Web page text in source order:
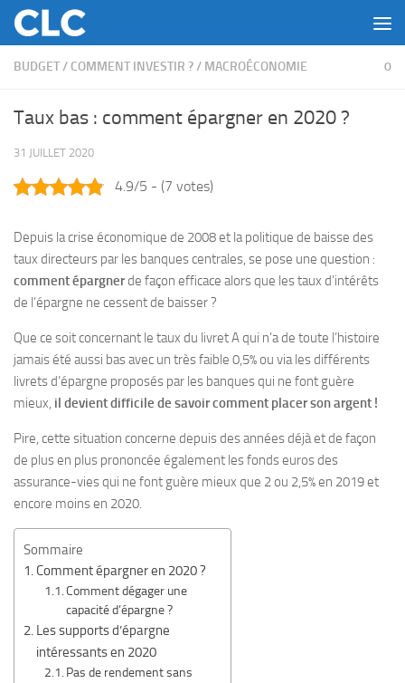
Skip to content
BUDGET/ COMMENT INVESTIR ?/ MACROÉCONOMIE 0
Taux bas : comment épargner en 2020 ?
31 JUILLET 2020
4.9/5 - (7 votes)
Depuis la crise économique de 2008 et la politique de baisse des
taux directeurs par les banques centrales, se pose une question :
comment épargnerde façon efficace alors que les taux d’intérêts
de l’épargne ne cessent de baisser ?
Que ce soit concernant le taux du livret A qui n’a de toute l’histoire
jamais été aussi bas avec un très faible 0,5% ou via les différents
livrets d’épargne proposés par les banques qui ne font guère
mieux, il devient difficile de savoir comment placer son argent !
Pire, cette situation concerne depuis des années déjà et de façon
de plus en plus prononcée également les fonds euros des
assurance-vies qui ne font guère mieux que 2 ou 2,5% en 2019 et
encore moins en 2020.
Sommaire
Comment épargner en 2020 ?
Comment dégager une
capacité d’épargne ?
Les supports d’épargne
intéressants en 2020
Pas de rendement sans